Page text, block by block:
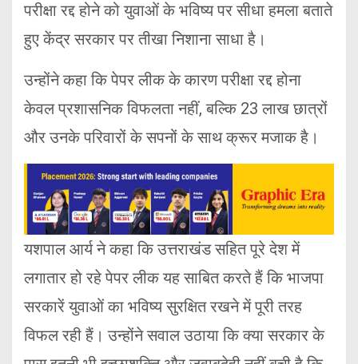
परीक्षा रद्द होने को युवाओं के भविष्य पर सीधा हमला बताते
हुए केंद्र सरकार पर तीखा निशाना साधा है।
उन्होंने कहा कि पेपर लीक के कारण परीक्षा रद्द होना
केवल प्रशासनिक विफलता नहीं, बल्कि 23 लाख छात्रों
और उनके परिवारों के सपनों के साथ क्रूर मजाक है।
यशपाल आर्य ने कहा कि उत्तराखंड सहित पूरे देश में
लगातार हो रहे पेपर लीक यह साबित करते हैं कि भाजपा
सरकारें युवाओं का भविष्य सुरक्षित रखने में पूरी तरह
विफल रही हैं। उन्होंने सवाल उठाया कि क्या सरकार के